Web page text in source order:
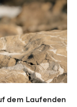
dem Laufenden